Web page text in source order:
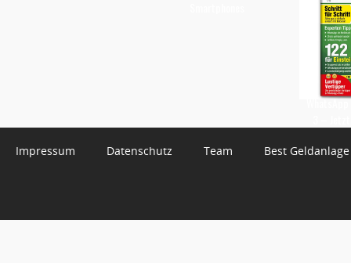
Impressum Datenschutz Team Best Geldanlage